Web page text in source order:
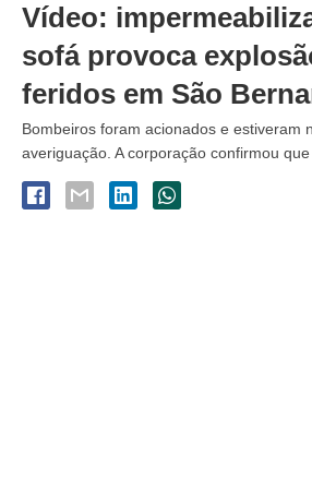
Vídeo:
sofá provoca
feridos em São
Bombeiros foram acionados e estiveram
averiguação. A corporação confirmou